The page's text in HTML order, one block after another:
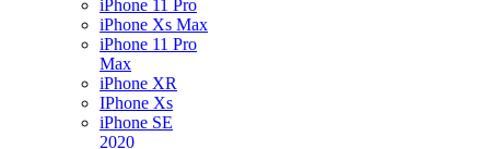
iPhone 11 Pro
iPhone Xs Max
iPhone 11 Pro
Max
iPhone XR
IPhone Xs
iPhone SE
2020